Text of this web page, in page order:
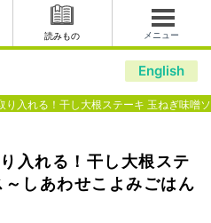
読みもの メニュー
English
り入れる！干し大根ステーキ 玉ねぎ味噌
入れる！干し大根ステ
しあわせこよみごはん